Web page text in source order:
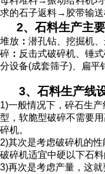
求的石子返料→胶带输
2、石料生产主
堆放 ： 潜孔钻、挖掘机
碎 ： 反击式破碎机、锤
分设备(成套筛子)、扁平
3、石料生产线
1)一般情况下，碎石生
型，软脆型破碎不需要
碎机。
2)其次是考虑破碎机的
破碎机适宜中硬以下石
3)再次是考虑产量，这就